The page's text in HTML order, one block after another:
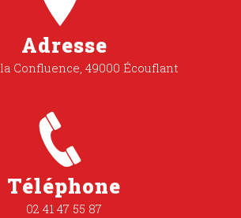
Adresse
Confluence, 49000 Écouflant
Téléphone
02 41 47 55 87